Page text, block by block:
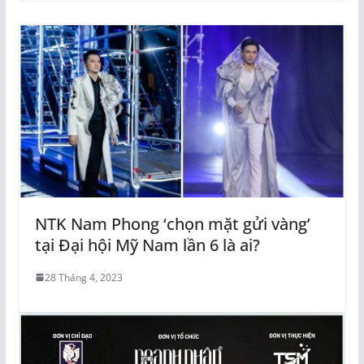
NTK Nam Phong ‘chọn mặt gửi vàng’
tại Đại hội Mỹ Nam lần 6 là ai?
28 Tháng 4, 2023